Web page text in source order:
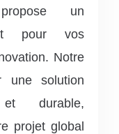
un
pour vos
Notre
une solution
et durable,
projet global